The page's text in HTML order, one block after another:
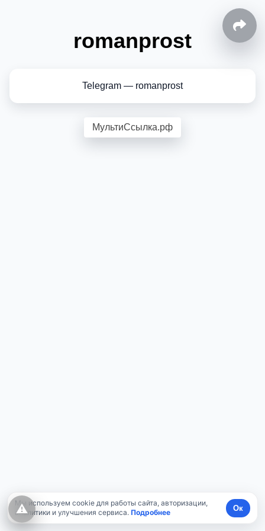
romanprost
Telegram — romanprost
МультиСсылка.рф
⚠
Мы используем cookie для работы сайта, авторизации,
аналитики и улучшения сервиса. Подробнее Ок